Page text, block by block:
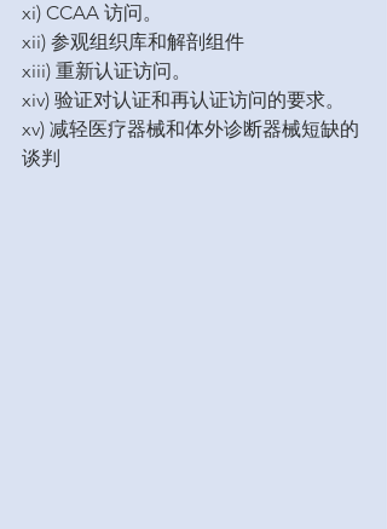
xi) CCAA 访问。
xii) 参观组织库和解剖组件
xiii) 重新认证访问。
xiv) 验证对认证和再认证访问的要求。
xv) 减轻医疗器械和体外诊断器械短缺的
谈判